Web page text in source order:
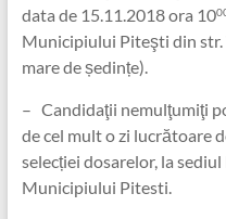
data de 15.11.2018 ora 10
Municipiului Piteşti din str.
mare de ședințe).
– Candidaţii nemulţumiţi
de cel mult o zi lucrătoare
selecției dosarelor, la
Municipiului Pitesti.